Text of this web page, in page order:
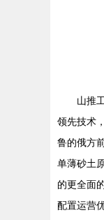
山推
领先技术
鲁的俄方
单薄砂土
的更全面
配置运营